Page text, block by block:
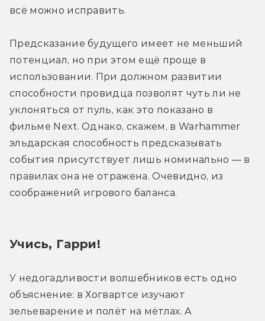
всё можно исправить.
Предсказание будущего имеет не меньший
потенциал, но при этом ещё проще в
использовании. При должном развитии
способности провидца позволят чуть ли не
уклоняться от пуль, как это показано в
фильме Next. Однако, скажем, в Warhammer
эльдарская способность предсказывать
события присутствует лишь номинально — в
правилах она не отражена. Очевидно, из
соображений игрового баланса.
Учись, Гарри!
У недогадливости волшебников есть одно
объяснение: в Хогвартсе изучают
зельеварение и полёт на мётлах. А